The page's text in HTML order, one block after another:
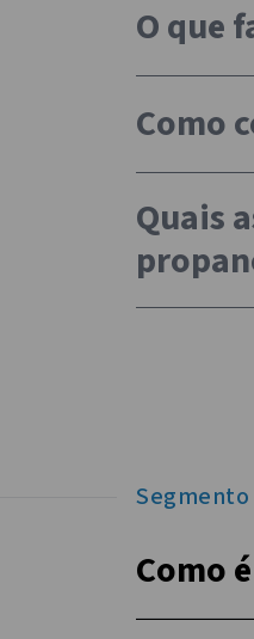
O que
Como
Quais
Como